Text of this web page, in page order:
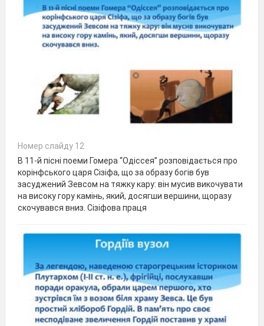
Номер слайду 12
В 11-й пісні поеми Гомера “Одіссея” розповідається про
корінфського царя Сізіфа, що за образу богів був
засуджений Зевсом на тяжку кару: він мусив викочувати
на високу гору камінь, який, досягши вершини, щоразу
скочувався вниз. Сізіфова праця